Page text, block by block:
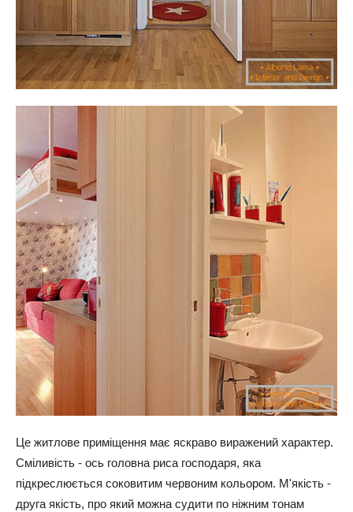
Це житлове приміщення має яскраво виражений характер.
Сміливість - ось головна риса господаря, яка
підкреслюється соковитим червоним кольором. М'якість -
друга якість, про який можна судити по ніжним тонам